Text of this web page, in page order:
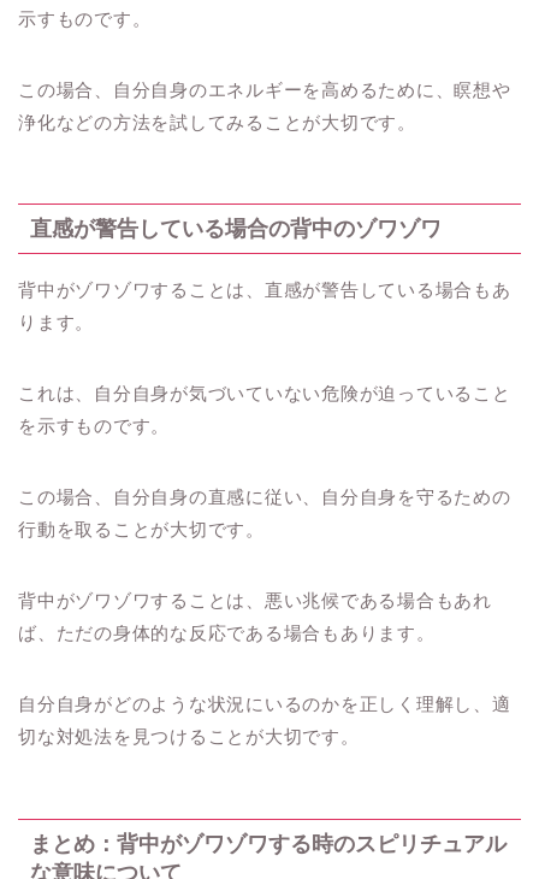
示すものです。
この場合、自分自身のエネルギーを高めるために、瞑想や
浄化などの方法を試してみることが大切です。
直感が警告している場合の背中のゾワゾワ
背中がゾワゾワすることは、直感が警告している場合もあ
ります。
これは、自分自身が気づいていない危険が迫っていること
を示すものです。
この場合、自分自身の直感に従い、自分自身を守るための
行動を取ることが大切です。
背中がゾワゾワすることは、悪い兆候である場合もあれ
ば、ただの身体的な反応である場合もあります。
自分自身がどのような状況にいるのかを正しく理解し、適
切な対処法を見つけることが大切です。
まとめ：背中がゾワゾワする時のスピリチュアル
な意味について